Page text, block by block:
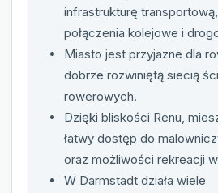
infrastrukturę
połączenia kolejowe i
Miasto jest przyjazne dla
dobrze rozwiniętą siecią
rowerowych.
Dzięki bliskości Renu,
łatwy dostęp do
oraz możliwości rekreacji
W Darmstadt działa wiele